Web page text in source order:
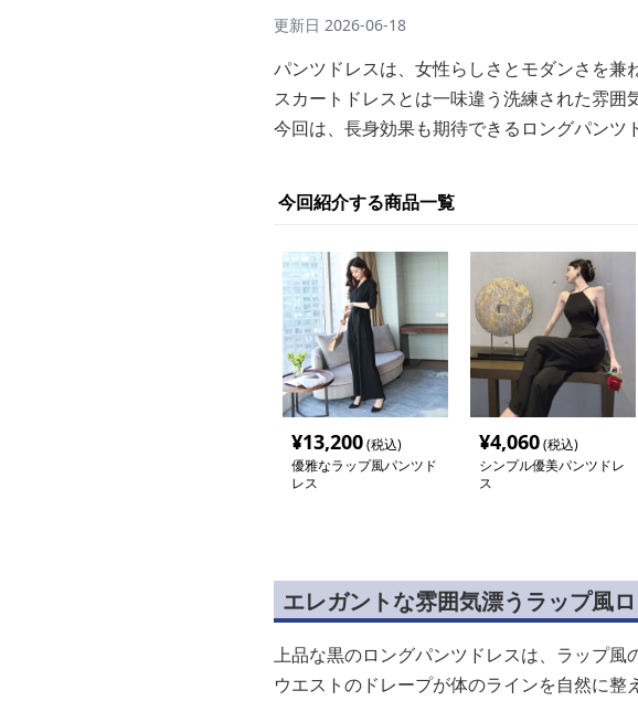
更新日 2026-06-18
パンツドレスは、女性らしさとモダンさを兼
スカートドレスとは一味違う洗練された雰
今回は、長身効果も期待できるロングパンツ
今回紹介する商品一覧
¥13,200(税込)
優雅なラップ風パンツド
レス
¥4,060(税込)
シンプル優美パンツドレ
ス
エレガントな雰囲気漂うラップ風
上品な黒のロングパンツドレスは、ラップ風
ウエストのドレープが体のラインを自然に整